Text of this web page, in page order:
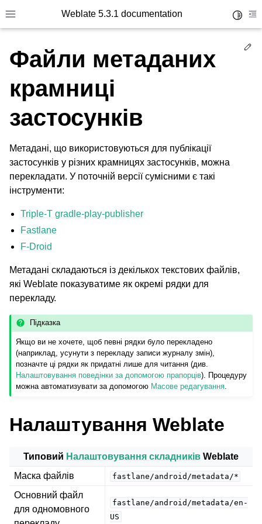
Toggle site navigation sidebar
Weblate 5.3.1 documentation
Файли метаданих
крамниці
застосунків
Метадані, що використовуються для публікації
застосунків у різних крамницях застосунків, можна
перекладати. У поточній версії сумісними є такі
інструменти:
Triple-T gradle-play-publisher
Fastlane
F-Droid
Метадані складаються із декількох текстових файлів,
які Weblate показуватиме як окремі рядки для
перекладу.
Підказка
Якщо ви не хочете, щоб певні рядки було перекладено
(наприклад, усунути з перекладу записи журналу змін),
позначте ці рядки як придатні лише для читання (див.
Налаштовування поведінки за допомогою прапорців). Процедуру
можна автоматизувати за допомогою Масове редагування
Налаштування Weblate
Типовий Налаштовування складників Weblate
Маска файлів
fastlane/android/metadata/*
Основний файл
для одномовного
fastlane/android/metadata/en-
US